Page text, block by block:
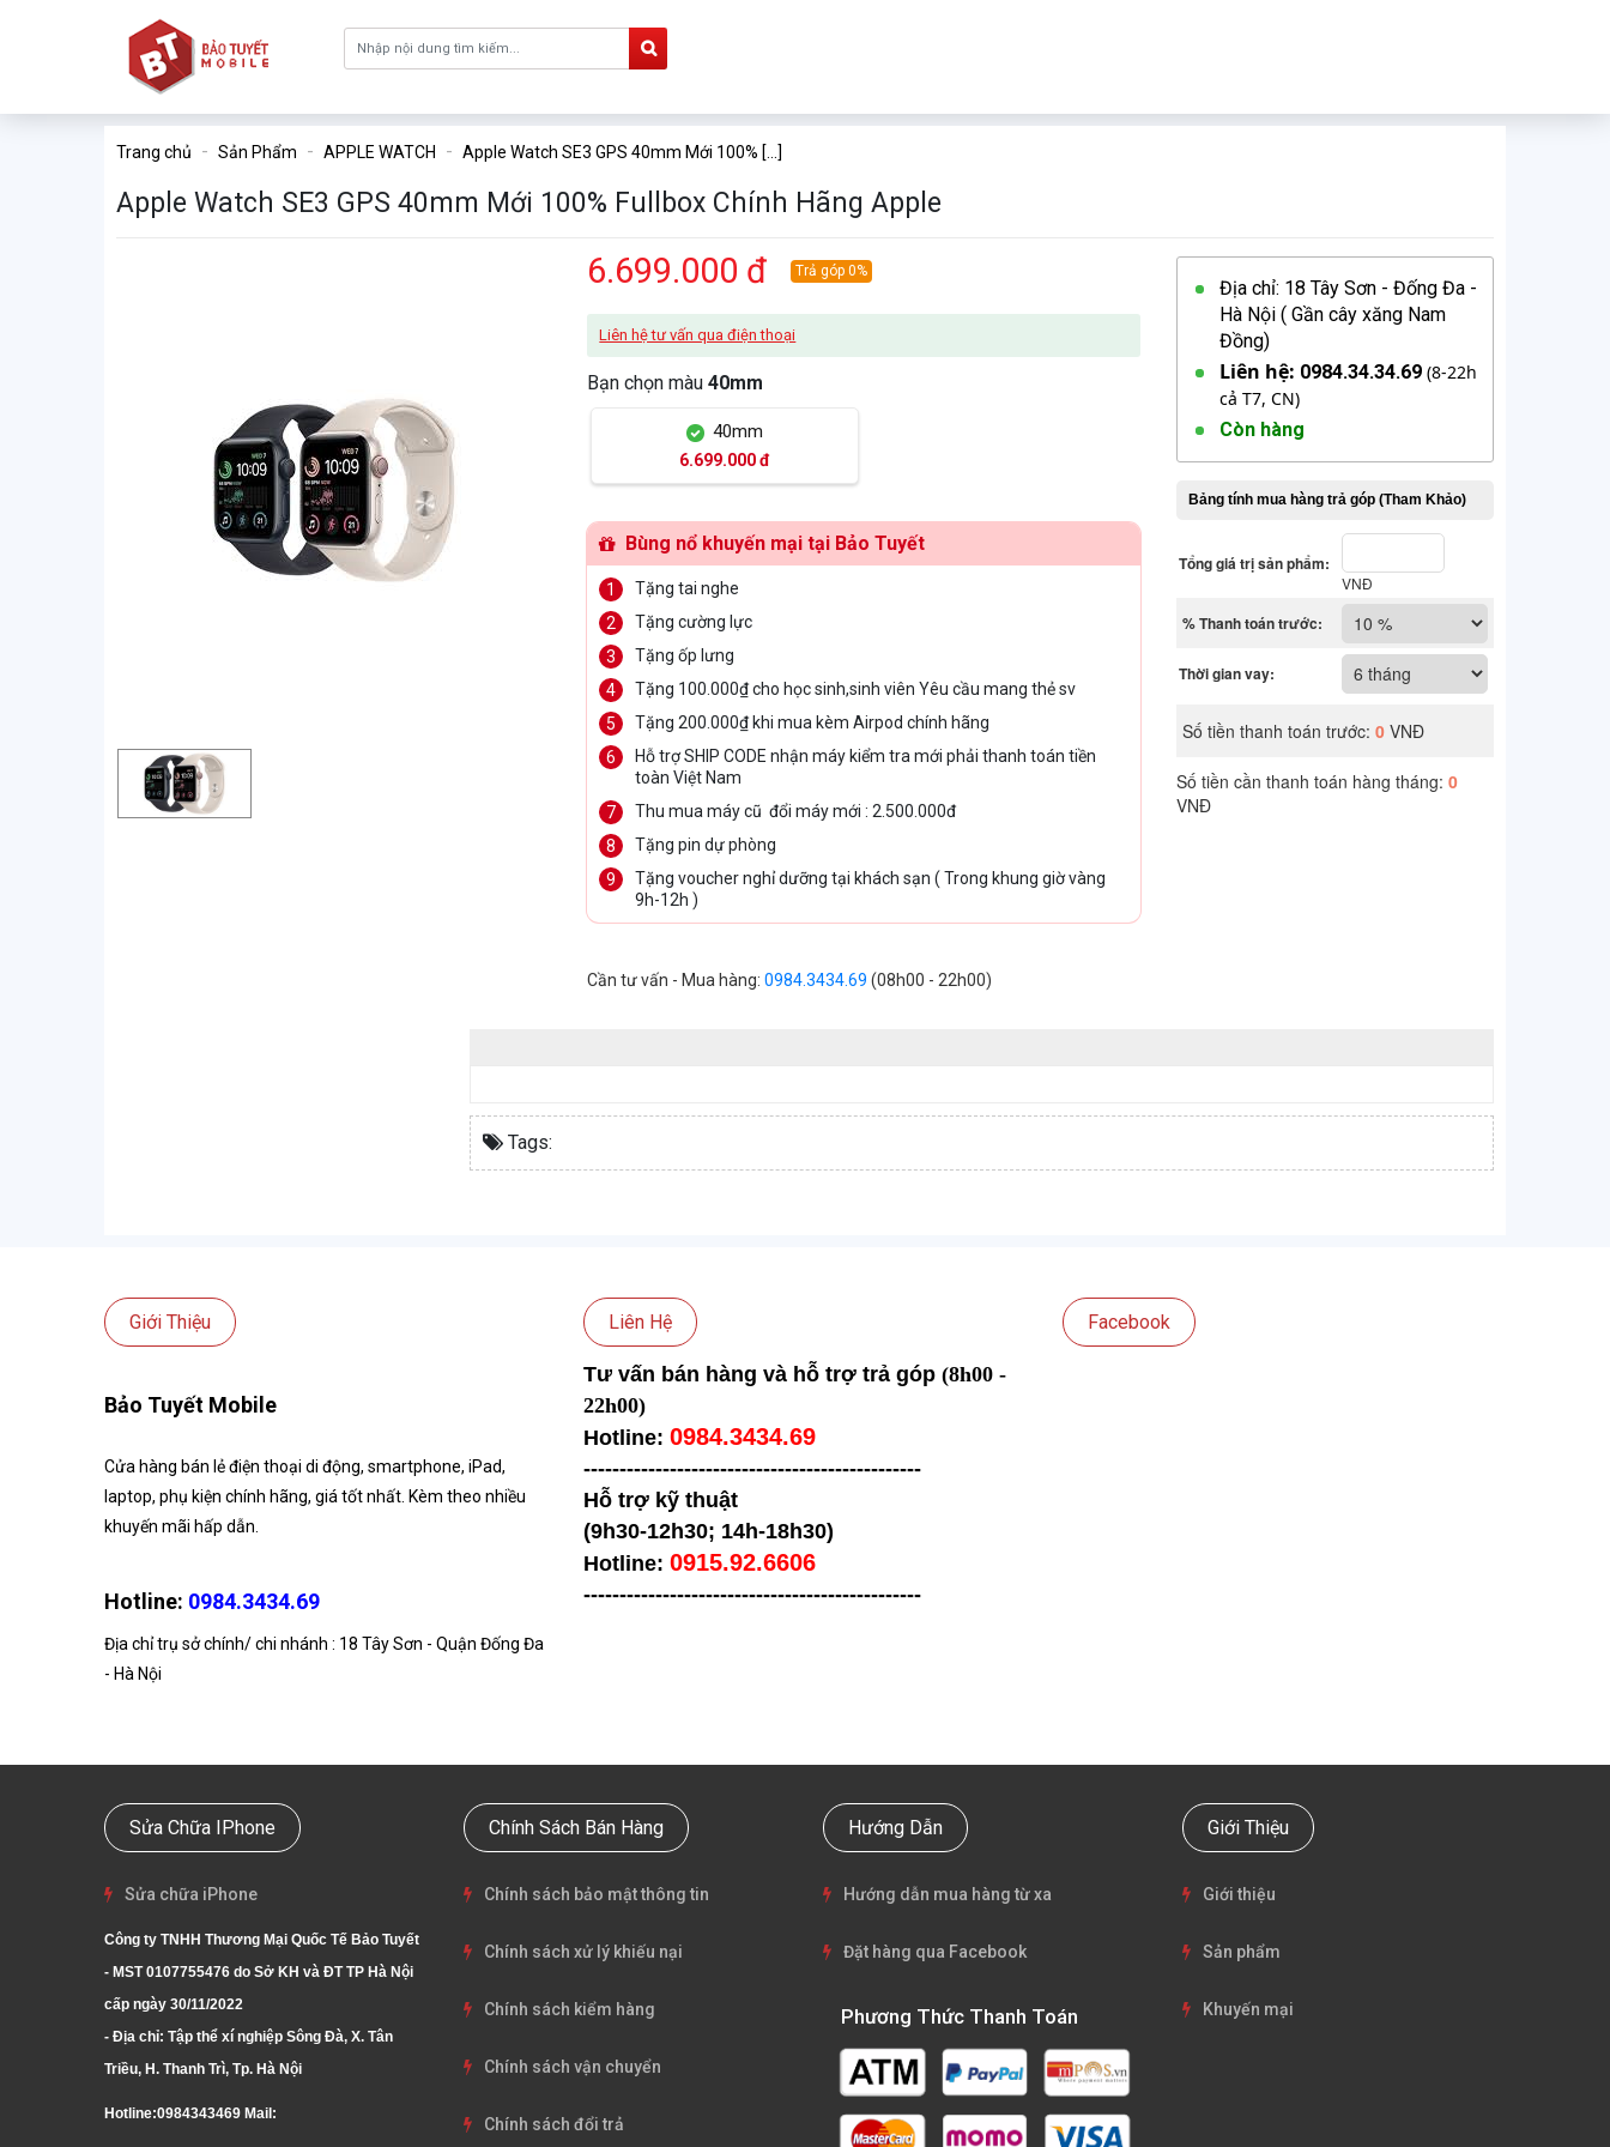
Trang chủ Sản Phẩm APPLE WATCH Apple Watch SE3 GPS 40mm Mới 100% [...]
Apple Watch SE3 GPS 40mm Mới 100% Fullbox Chính Hãng Apple
6.699.000 đ Trả góp 0%
Liên hệ tư vấn qua điện thoại
Bạn chọn màu40mm
40mm
6.699.000 đ
Bùng nổ khuyến mại tại Bảo Tuyết
Tặng tai nghe
Tặng cường lực
Tặng ốp lưng
Tặng 100.000₫ cho học sinh,sinh viên Yêu cầu mang thẻ sv
Tặng 200.000₫ khi mua kèm Airpod chính hãng
Hỗ trợ SHIP CODE nhận máy kiểm tra mới phải thanh toán tiền
toàn Việt Nam
Thu mua máy cũ đổi máy mới : 2.500.000đ
Tặng pin dự phòng
Tặng voucher nghỉ dưỡng tại khách sạn ( Trong khung giờ vàng
9h-12h )
Cần tư vấn - Mua hàng:0984.3434.69 (08h00 - 22h00)
Địa chỉ: 18 Tây Sơn - Đống Đa -
Hà Nội ( Gần cây xăng Nam
Đồng)
Liên hệ: 0984.34.34.69(8-22h
cả T7, CN)
Còn hàng
Tags:
Giới Thiệu
Bảo Tuyết Mobile
Cửa hàng bán lẻ điện thoại di động, smartphone, iPad,
laptop, phụ kiện chính hãng, giá tốt nhất. Kèm theo nhiều
khuyến mãi hấp dẫn.
Hotline: 0984.3434.69
Địa chỉ trụ sở chính/ chi nhánh : 18 Tây Sơn - Quận Đống Đa
- Hà Nội
Liên Hệ
Tư vấn bán hàng và hỗ trợ trả góp (8h00 -
22h00)
Hotline: 0984.3434.69
-----------------------------------------------
Hỗ trợ kỹ thuật
(9h30-12h30; 14h-18h30)
Hotline: 0915.92.6606
-----------------------------------------------
Facebook
Sửa Chữa IPhone
Sửa chữa iPhone
Công ty TNHH Thương Mại Quốc Tế Bảo Tuyết
- MST 0107755476 do Sở KH và ĐT TP Hà Nội
cấp ngày 30/11/2022
- Địa chỉ: Tập thể xí nghiệp Sông Đà, X. Tân
Triều, H. Thanh Trì, Tp. Hà Nội
Hotline:0984343469 Mail:
Chính Sách Bán Hàng
Chính sách bảo mật thông tin
Chính sách xử lý khiếu nại
Chính sách kiểm hàng
Chính sách vận chuyển
Chính sách đổi trả
Hướng Dẫn
Hướng dẫn mua hàng từ xa
Đặt hàng qua Facebook
Phương Thức Thanh Toán
Giới Thiệu
Giới thiệu
Sản phẩm
Khuyến mại